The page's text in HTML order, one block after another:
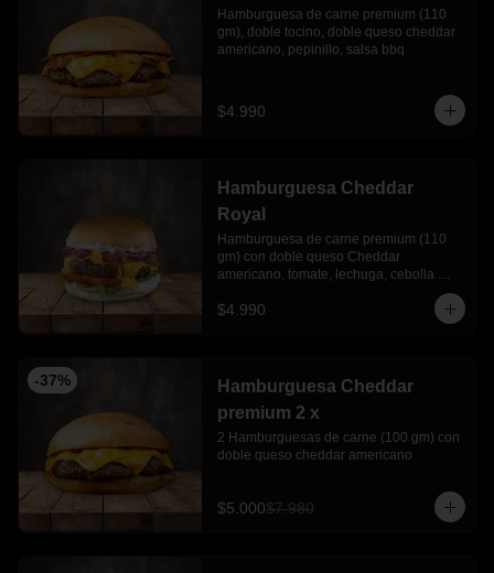
Hamburguesa de carne premium (110
gm), doble tocino, doble queso cheddar
americano, pepinillo, salsa bbq
$4.990
Hamburguesa Cheddar
Royal
Hamburguesa de carne premium (110
gm) con doble queso Cheddar
americano, tomate, lechuga, cebolla
$4.990
-37%
Hamburguesa Cheddar
premium 2 x
2 Hamburguesas de carne (100 gm) con
doble queso cheddar americano
$5.000$7.980